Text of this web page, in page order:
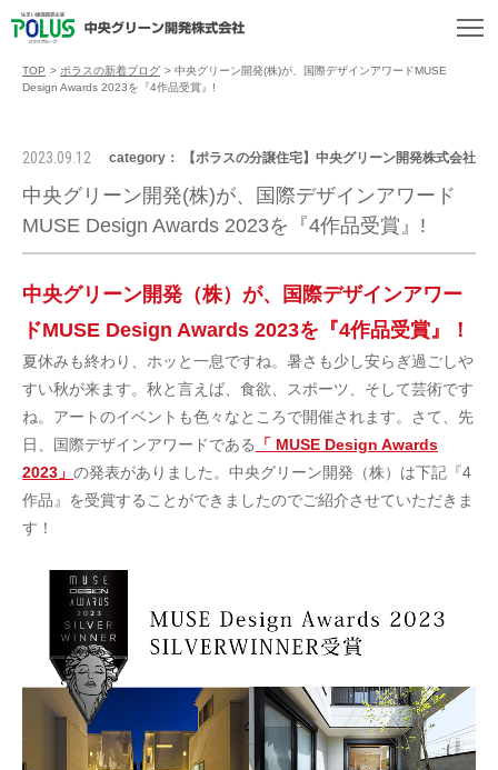
TOP > ポラスの新着ブログ > 中央グリーン開発(株)が、国際デザインアワードMUSE
Design Awards 2023を『4作品受賞』!
2023.09.12 category： 【ポラスの分譲住宅】中央グリーン開発株式会社
中央グリーン開発(株)が、国際デザインアワード
MUSE Design Awards 2023を『4作品受賞』!
中央グリーン開発（株）が、国際デザインアワー
ドMUSE Design Awards 2023を『4作品受賞』！
夏休みも終わり、ホッと一息ですね。暑さも少し安らぎ過ごしや
すい秋が来ます。秋と言えば、食欲、スポーツ、そして芸術です
ね。アートのイベントも色々なところで開催されます。さて、先
日、国際デザインアワードである
「 MUSE Design Awards
2023」 の発表がありました。中央グリーン開発（株）は下記『4
作品』を受賞することができましたのでご紹介させていただきま
す！